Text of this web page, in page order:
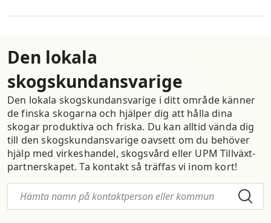
Den lokala
skogskundansvarige
Den lokala skogskundansvarige i ditt område känner
de finska skogarna och hjälper dig att hålla dina
skogar produktiva och friska. Du kan alltid vända dig
till den skogskundansvarige oavsett om du behöver
hjälp med virkeshandel, skogsvård eller UPM Tillväxt-
partnerskapet. Ta kontakt så träffas vi inom kort!